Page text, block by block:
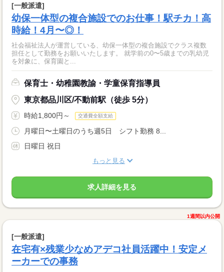
[一般派遣]
幼保一体型の複合施設でのお仕事！駅チカ！高
時給！4月〜◎！
社会福祉法人が運営している、幼保一体型の複合施設でクラス複数
担任として勤務をお願いいたします。 就学前の0〜5歳までの乳幼児
を対象に、保育園と...
保育士・幼稚園教諭・学童保育指導員
東京都品川区/不動前駅（徒歩 5分）
時給1,800円～ 交通費全額支給
月曜日〜土曜日のうち週5日 シフト勤務 8...
日曜日 祝日
もっと見る
求人詳細を見る
1週間以内公開
[一般派遣]
在宅有×残業少なめアデコ社員活躍中！安定メ
ーカーでの事務